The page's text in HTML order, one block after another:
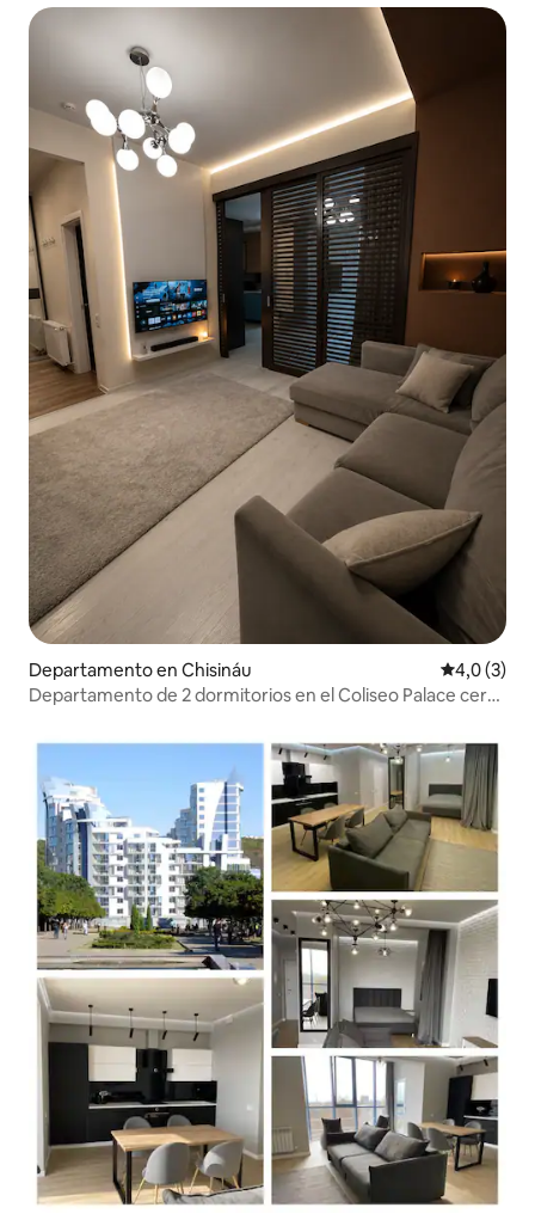
Departamento en Chisináu
4,0 (3)
Departamento de 2 dormitorios en el Coliseo Palace cerca